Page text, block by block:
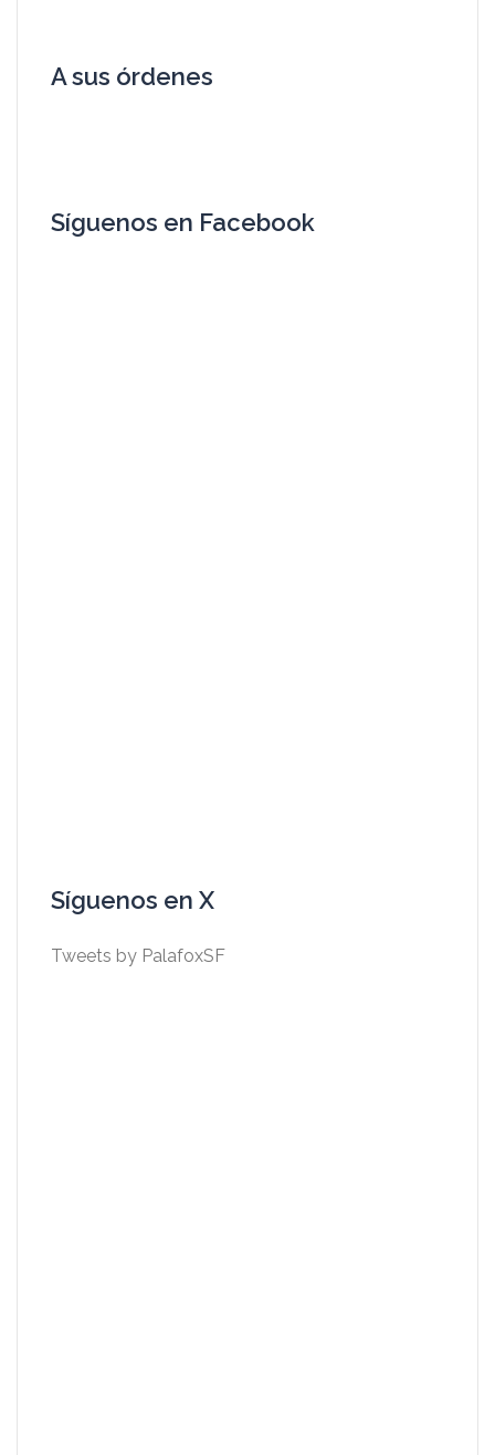
A sus órdenes
Síguenos en Facebook
Síguenos en X
Tweets by PalafoxSF